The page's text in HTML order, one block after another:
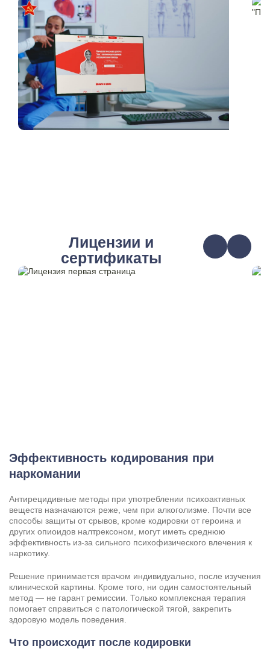
Лицензии и
сертификаты
Эффективность кодирования при
наркомании
Антирецидивные методы при употреблении психоактивных
веществ назначаются реже, чем при алкоголизме. Почти все
способы защиты от срывов, кроме кодировки от героина и
других опиоидов налтрексоном, могут иметь среднюю
эффективность из-за сильного психофизического влечения к
наркотику.
Решение принимается врачом индивидуально, после изучения
клинической картины. Кроме того, ни один самостоятельный
метод — не гарант ремиссии. Только комплексная терапия
помогает справиться с патологической тягой, закрепить
здоровую модель поведения.
Что происходит после кодировки